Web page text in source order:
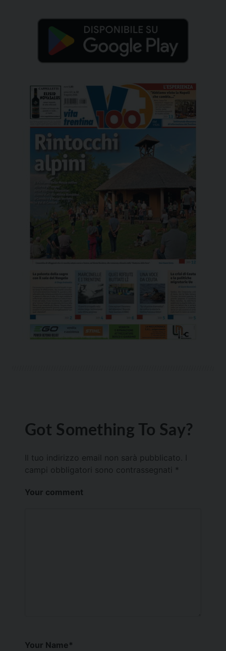
Got Something To Say?
Il tuo indirizzo email non sarà pubblicato.
campi obbligatori sono contrassegnati *
Your comment
Your Name*